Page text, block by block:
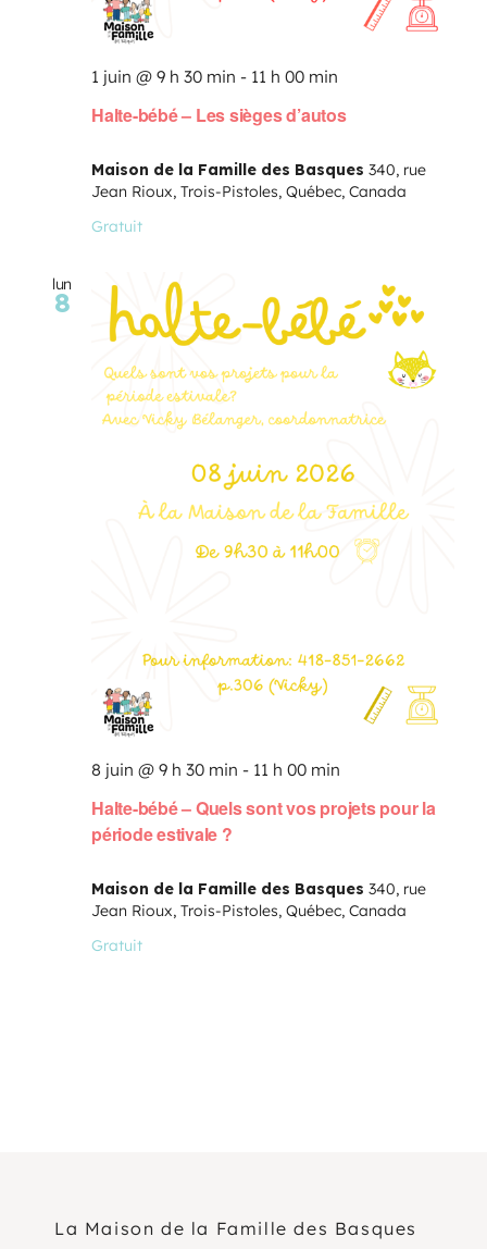
Halte-bébé – Les sièges d’autos
1 juin @ 9 h 30 min - 11 h 00 min
Maison de la Famille des Basques 340, rue
Jean Rioux, Trois-Pistoles, Québec, Canada
Gratuit
lun
8
Halte-bébé – Quels sont vos projets pour la
période estivale ?
8 juin @ 9 h 30 min - 11 h 00 min
Maison de la Famille des Basques 340, rue
Jean Rioux, Trois-Pistoles, Québec, Canada
Gratuit
La Maison de la Famille des Basques